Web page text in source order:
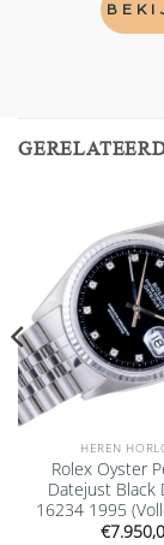
HEREN
Rolex Oyster
Datejust Black
16234 1995
€